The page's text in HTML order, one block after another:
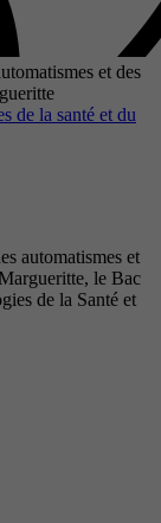
et des
de la santé et du
automatismes et
le Bac
de la Santé et